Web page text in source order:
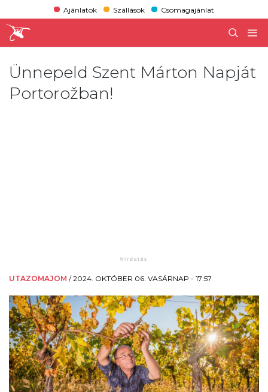
Ajánlatok Szállások Csomagajánlat
Ünnepeld Szent Márton Napját
Portorožban!
UTAZOMAJOM /2024. OKTÓBER 06. VASÁRNAP - 17:57